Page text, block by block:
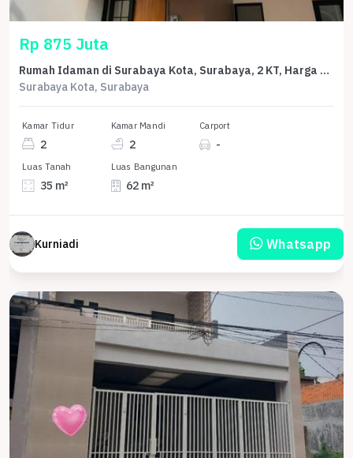
Rp 875 Juta
Rumah Idaman di Surabaya Kota, Surabaya, 2 KT, Harga 875 Juta
Surabaya Kota, Surabaya
Kamar Tidur
2
Kamar Mandi
2
Carport
-
Luas Tanah
35 m²
Luas Bangunan
62 m²
Kurniadi Whatsapp